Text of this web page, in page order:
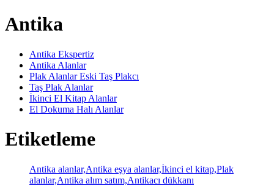
Antika
Antika Ekspertiz
Antika Alanlar
Plak Alanlar Eski Taş Plakcı
Taş Plak Alanlar
İkinci El Kitap Alanlar
El Dokuma Halı Alanlar
Etiketleme
Antika alanlar,Antika eşya alanlar,İkinci el kitap,Plak
alanlar,Antika alım satım,Antikacı dükkanı